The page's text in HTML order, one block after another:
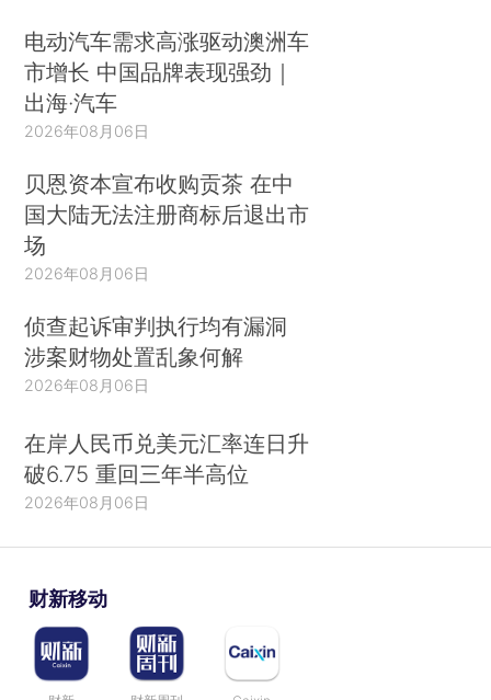
电动汽车需求高涨驱动澳洲车
市增长 中国品牌表现强劲｜
出海·汽车
2026年08月06日
贝恩资本宣布收购贡茶 在中
国大陆无法注册商标后退出市
场
2026年08月06日
侦查起诉审判执行均有漏洞
涉案财物处置乱象何解
2026年08月06日
在岸人民币兑美元汇率连日升
破6.75 重回三年半高位
2026年08月06日
财新移动